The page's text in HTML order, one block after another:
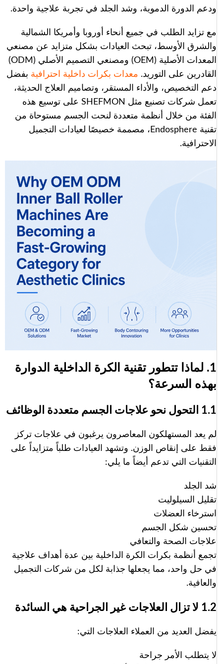
ودعم الدورة الدموية، وشد الجلد في تجربة علاجية واحدة.
مع تزايد الطلب في جميع أنحاء أوروبا وأمريكا الشمالية
والشرق الأوسط، تبحث العيادات بشكل متزايد عن مصنعي
المعدات الأصلية (OEM) ومصنعي التصميم الأصلي (ODM)
القادرين على التوريد. معدات بكرات داخلية احترافية بفضل
دعم التخصيص، والأداء المستقر، وتصاميم العلاج الحديثة،
تعمل شركات تصنيع مثل SHEFMON على توسيع هذه
الفئة من خلال أنظمة متعددة لنحت الجسم مستوحاة من
تقنية Endosphere، مصممة خصيصًا لعيادات التجميل
الاحترافية.
1. لماذا تتطور تقنية الكرة الداخلية الدوارة
بهذه السرعة؟
1.1 التحول نحو علاجات الجسم متعددة الوظائف
لم يعد المستهلكون المعاصرون يرغبون في علاجات تركز
فقط على إنقاص الوزن. وتشهد العيادات طلباً متزايداً على
التقنيات التي تدعم أيضاً ما يلي:
شد الجلد
تقليل السيلوليت
استرخاء العضلات
تحسين شكل الجسم
علاجات الصحة والتعافي
تجمع أنظمة بكرات الكرة الداخلية بين عدة أهداف علاجية
في حل واحد، مما يجعلها جذابة لكل من شركات التجميل
والعافية.
1.2 لا تزال العلاجات غير الجراحية هي السائدة
يفضل العديد من العملاء العلاجات التي:
لا يتطلب الأمر جراحة